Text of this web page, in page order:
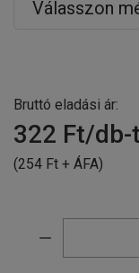
Bruttó eladási ár:
322 Ft/db-
(254 Ft + ÁFA)